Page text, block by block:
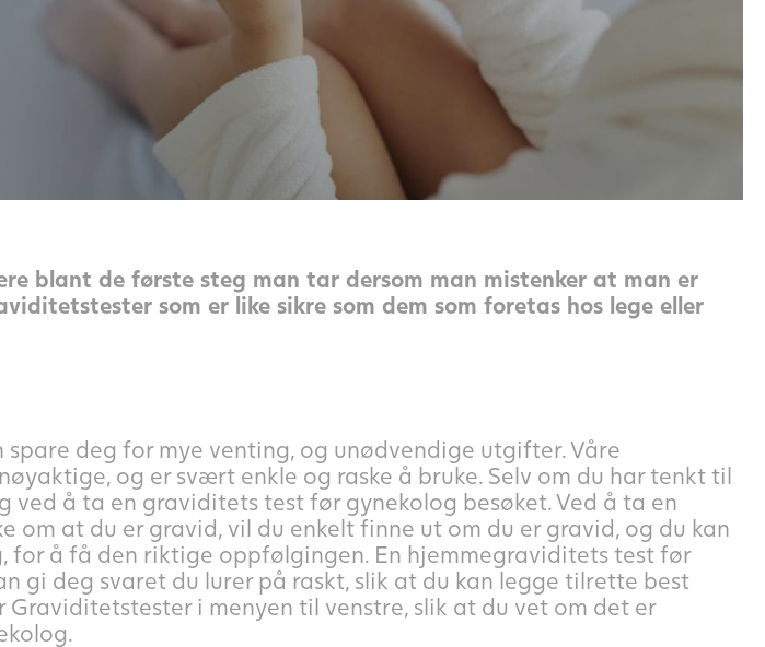
blant de første steg man tar dersom man mistenker at man er
som er like sikre som dem som foretas hos lege eller
spare deg for mye venting, og unødvendige utgifter. Våre
og er svært enkle og raske å bruke. Selv om du har tenkt til
ved å ta en graviditets test før gynekolog besøket. Ved å ta en
om at du er gravid, vil du enkelt finne ut om du er gravid, og du kan
for å få den riktige oppfølgingen. En hjemmegraviditets test før
gi deg svaret du lurer på raskt, slik at du kan legge tilrette best
Graviditetstester i menyen til venstre, slik at du vet om det er